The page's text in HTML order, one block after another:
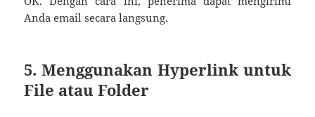
Anda email secara langsung.
5. Menggunakan Hyperlink untuk
File atau Folder